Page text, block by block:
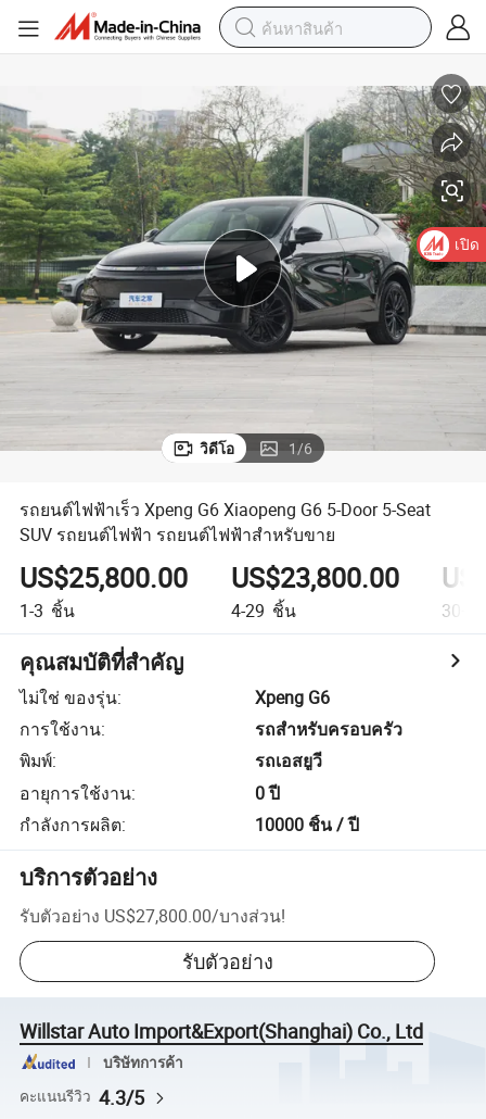
วิดีโอ 1/6
รถยนต์ไฟฟ้าเร็ว Xpeng G6 Xiaopeng G6 5-Door 5-Seat
SUV รถยนต์ไฟฟ้า รถยนต์ไฟฟ้าสำหรับขาย
US$25,800.00
1-3 ชิ้น
US$23,800.00
4-29 ชิ้น 30+
คุณสมบัติที่สำคัญ
ไม่ใช่ ของรุ่น:
Xpeng G6
การใช้งาน:
รถสำหรับครอบครัว
พิมพ์:
รถเอสยูวี
อายุการใช้งาน:
0 ปี
กำลังการผลิต: 10000 ชิ้น / ปี
บริการตัวอย่าง
รับตัวอย่าง US$27,800.00/บางส่วน!
รับตัวอย่าง
Willstar Auto Import&Export(Shanghai) Co., Ltd
บริษัทการค้า
คะแนนรีวิว 4.3/5
เปิด